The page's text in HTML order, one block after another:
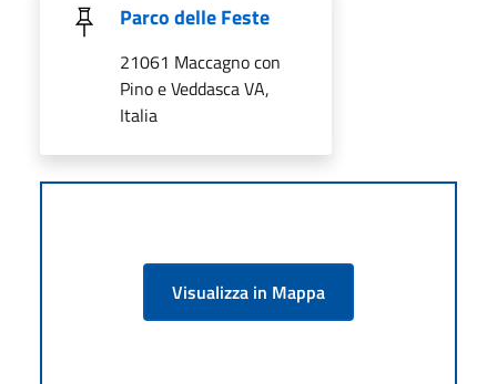
Parco delle Feste
21061 Maccagno con
Pino e Veddasca VA,
Italia
Visualizza in Mappa